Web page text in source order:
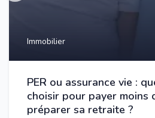
Immobilier
PER ou assurance vie :
choisir pour payer moins
préparer sa retraite ?